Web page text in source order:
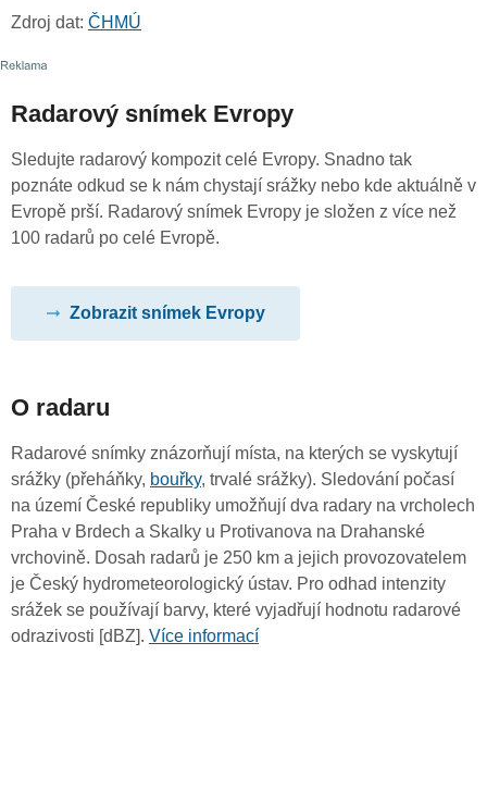
Zdroj dat: ČHMÚ
Radarový snímek Evropy
Sledujte radarový kompozit celé Evropy. Snadno tak
poznáte odkud se k nám chystají srážky nebo kde aktuálně v
Evropě prší. Radarový snímek Evropy je složen z více než
100 radarů po celé Evropě.
Zobrazit snímek Evropy
O radaru
Radarové snímky znázorňují místa, na kterých se vyskytují
srážky (přeháňky, bouřky, trvalé srážky). Sledování počasí
na území České republiky umožňují dva radary na vrcholech
Praha v Brdech a Skalky u Protivanova na Drahanské
vrchovině. Dosah radarů je 250 km a jejich provozovatelem
je Český hydrometeorologický ústav. Pro odhad intenzity
srážek se používají barvy, které vyjadřují hodnotu radarové
odrazivosti [dBZ]. Více informací